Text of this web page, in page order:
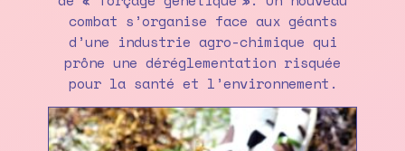
combat s’organise face aux géants
d’une industrie agro-chimique qui
prône une déréglementation risquée
pour la santé et l’environnement.